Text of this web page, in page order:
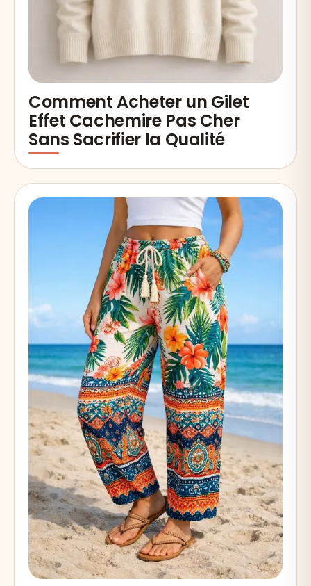
Comment Acheter un Gilet
Effet Cachemire Pas Cher
Sans Sacrifier la Qualité